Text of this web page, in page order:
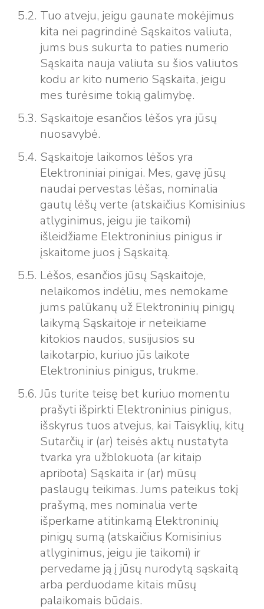
Tuo atveju, jeigu gaunate mokėjimus
kita nei pagrindinė Sąskaitos valiuta,
jums bus sukurta to paties numerio
Sąskaita nauja valiuta su šios valiutos
kodu ar kito numerio Sąskaita, jeigu
mes turėsime tokią galimybę.
Sąskaitoje esančios lėšos yra jūsų
nuosavybė.
Sąskaitoje laikomos lėšos yra
Elektroniniai pinigai. Mes, gavę jūsų
naudai pervestas lėšas, nominalia
gautų lėšų verte (atskaičius Komisinius
atlyginimus, jeigu jie taikomi)
išleidžiame Elektroninius pinigus ir
įskaitome juos į Sąskaitą.
Lėšos, esančios jūsų Sąskaitoje,
nelaikomos indėliu, mes nemokame
jums palūkanų už Elektroninių pinigų
laikymą Sąskaitoje ir neteikiame
kitokios naudos, susijusios su
laikotarpio, kuriuo jūs laikote
Elektroninius pinigus, trukme.
Jūs turite teisę bet kuriuo momentu
prašyti išpirkti Elektroninius pinigus,
išskyrus tuos atvejus, kai Taisyklių, kitų
Sutarčių ir (ar) teisės aktų nustatyta
tvarka yra užblokuota (ar kitaip
apribota) Sąskaita ir (ar) mūsų
paslaugų teikimas. Jums pateikus tokį
prašymą, mes nominalia verte
išperkame atitinkamą Elektroninių
pinigų sumą (atskaičius Komisinius
atlyginimus, jeigu jie taikomi) ir
pervedame ją į jūsų nurodytą sąskaitą
arba perduodame kitais mūsų
palaikomais būdais.